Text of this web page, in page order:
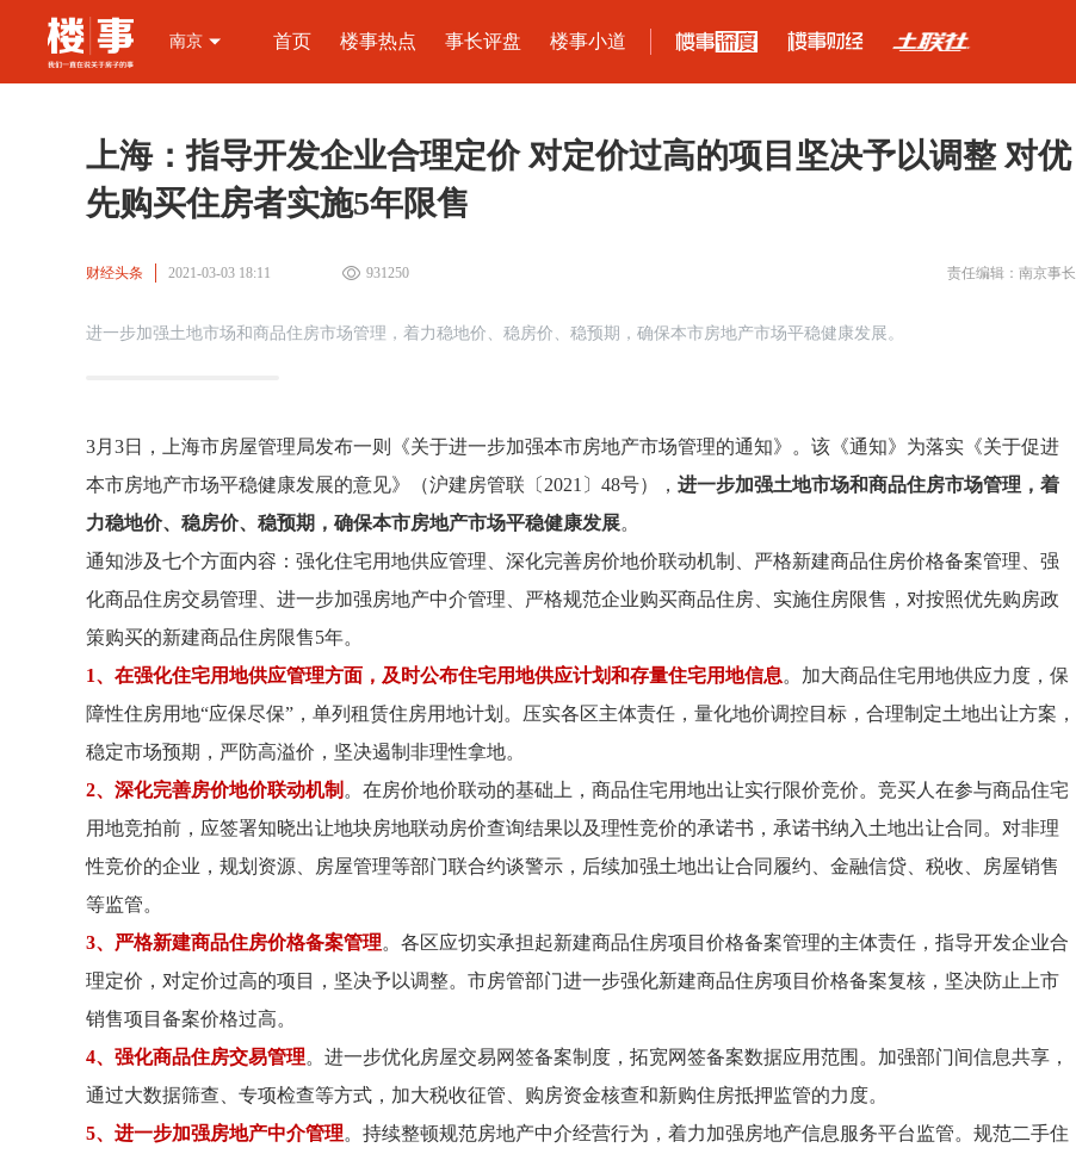
南京 首页 楼事热点 事长评盘 楼事小道
上海：指导开发企业合理定价 对定价过高的项目坚决予以调整 对优
先购买住房者实施5年限售
财经头条 2021-03-03 18:11 931250 责任编辑：南京事长
进一步加强土地市场和商品住房市场管理，着力稳地价、稳房价、稳预期，确保本市房地产市场平稳健康发展。
3月3日，上海市房屋管理局发布一则《关于进一步加强本市房地产市场管理的通知》。该《通知》为落实《关于促进
本市房地产市场平稳健康发展的意见》（沪建房管联〔2021〕48号）， 进一步加强土地市场和商品住房市场管理，着
力稳地价、稳房价、稳预期，确保本市房地产市场平稳健康发展。
通知涉及七个方面内容：强化住宅用地供应管理、深化完善房价地价联动机制、严格新建商品住房价格备案管理、强
化商品住房交易管理、进一步加强房地产中介管理、严格规范企业购买商品住房、实施住房限售，对按照优先购房政
策购买的新建商品住房限售5年。
1、在强化住宅用地供应管理方面，及时公布住宅用地供应计划和存量住宅用地信息。加大商品住宅用地供应力度，保
障性住房用地“应保尽保”，单列租赁住房用地计划。压实各区主体责任，量化地价调控目标，合理制定土地出让方案，
稳定市场预期，严防高溢价，坚决遏制非理性拿地。
2、深化完善房价地价联动机制 。在房价地价联动的基础上，商品住宅用地出让实行限价竞价。竞买人在参与商品住宅
用地竞拍前，应签署知晓出让地块房地联动房价查询结果以及理性竞价的承诺书，承诺书纳入土地出让合同。对非理
性竞价的企业，规划资源、房屋管理等部门联合约谈警示，后续加强土地出让合同履约、金融信贷、税收、房屋销售
等监管。
3、严格新建商品住房价格备案管理。各区应切实承担起新建商品住房项目价格备案管理的主体责任，指导开发企业合
理定价，对定价过高的项目，坚决予以调整。市房管部门进一步强化新建商品住房项目价格备案复核，坚决防止上市
销售项目备案价格过高。
4、强化商品住房交易管理。进一步优化房屋交易网签备案制度，拓宽网签备案数据应用范围。加强部门间信息共享，
通过大数据筛查、专项检查等方式，加大税收征管、购房资金核查和新购住房抵押监管的力度。
5、进一步加强房地产中介管理。持续整顿规范房地产中介经营行为，着力加强房地产信息服务平台监管。规范二手住